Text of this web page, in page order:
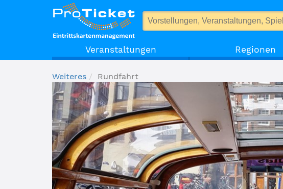
Veranstaltungen Regionen
Weiteres Rundfahrt